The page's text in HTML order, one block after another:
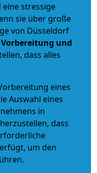
eine stressige
sie über große
von Düsseldorf
Vorbereitung und
dass alles
eines
Auswahl eines
in
dass
um den